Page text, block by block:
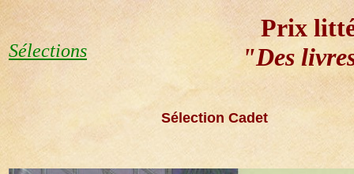
Sélections
Prix
"Des
Sélection Cadet